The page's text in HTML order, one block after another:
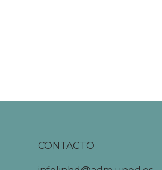
CONTACTO